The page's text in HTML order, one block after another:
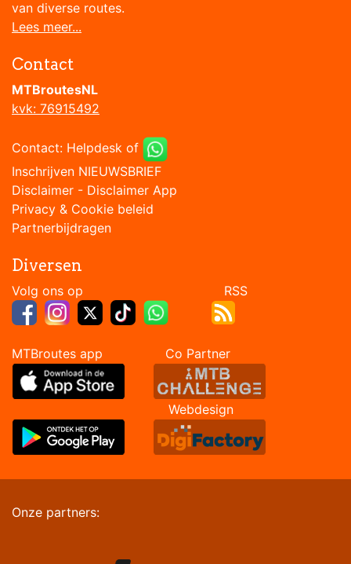
van diverse routes.
Lees meer...
Contact
MTBroutesNL
kvk: 76915492
Contact: Helpdesk of
Inschrijven NIEUWSBRIEF
Disclaimer - Disclaimer App
Privacy & Cookie beleid
Partnerbijdragen
Diversen
Volg ons op RSS
MTBroutes app Co Partner
Webdesign
Onze partners: